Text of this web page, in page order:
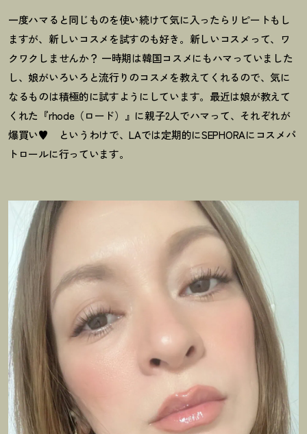
一度ハマると同じものを使い続けて気に入ったらリピートもし
ますが、新しいコスメを試すのも好き。新しいコスメって、ワ
クワクしませんか？ 一時期は韓国コスメにもハマっていました
し、娘がいろいろと流行りのコスメを教えてくれるので、気に
なるものは積極的に試すようにしています。最近は娘が教えて
くれた『rhode（ロード）』に親子2人でハマって、それぞれが
爆買い♥ というわけで、LAでは定期的にSEPHORAにコスメパ
トロールに行っています。